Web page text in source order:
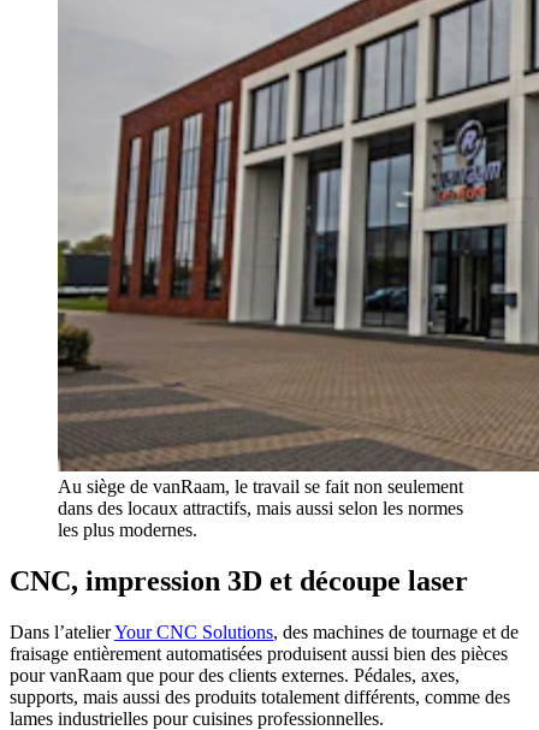
Au siège de vanRaam, le travail se fait non seulement
dans des locaux attractifs, mais aussi selon les normes
les plus modernes.
CNC, impression 3D et découpe laser
Dans l’atelierYour CNC Solutions, des machines de tournage et de
fraisage entièrement automatisées produisent aussi bien des pièces
pour vanRaam que pour des clients externes. Pédales, axes,
supports, mais aussi des produits totalement différents, comme des
lames industrielles pour cuisines professionnelles.